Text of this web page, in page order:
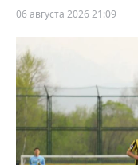
06 августа 2026 21:09